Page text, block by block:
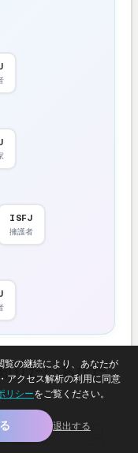
ISFJ
擁護者
りたいあなた
方は、
当サイトの無
体験談レポ
覧の継続により、あなたが
アクセス解析の利用に同意
リシーをご覧ください。
退出する